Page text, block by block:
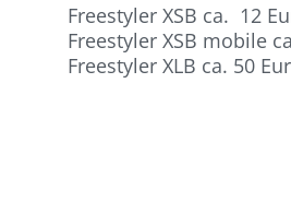
Freestyler XSB ca. 12
Freestyler XSB mobile
Freestyler XLB ca. 50